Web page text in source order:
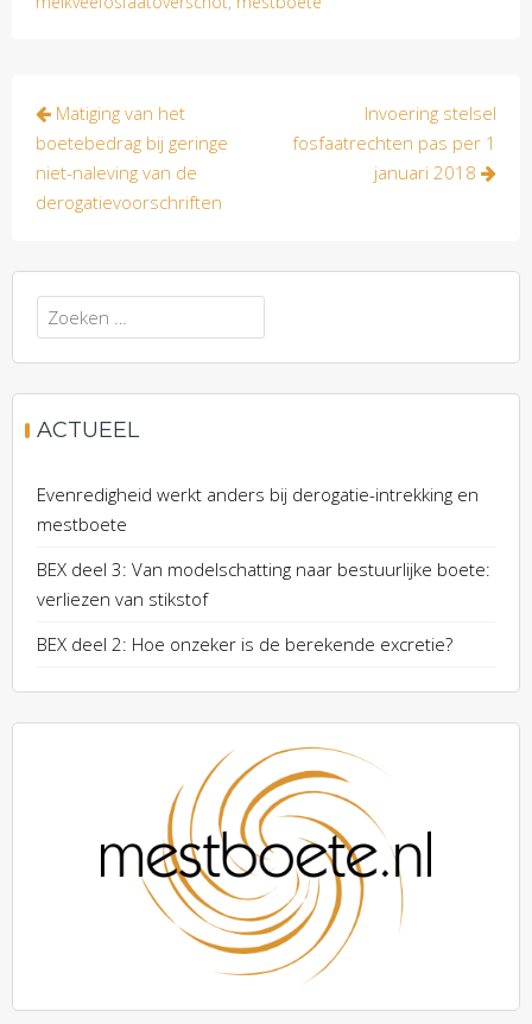
Bericht
navigatie
Matiging van het
boetebedrag bij geringe
niet-naleving van de
derogatievoorschriften
Invoering stelsel
fosfaatrechten pas per 1
januari 2018
Zoeken
naar:
ACTUEEL
Evenredigheid werkt anders bij derogatie-intrekking en
mestboete
BEX deel 3: Van modelschatting naar bestuurlijke boete:
verliezen van stikstof
BEX deel 2: Hoe onzeker is de berekende excretie?